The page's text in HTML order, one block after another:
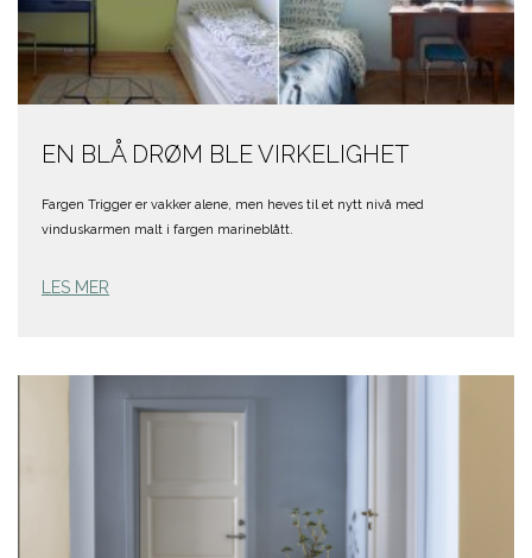
EN BLÅ DRØM BLE VIRKELIGHET
Fargen Trigger er vakker alene, men heves til et nytt nivå med
vinduskarmen malt i fargen marineblått.
LES MER